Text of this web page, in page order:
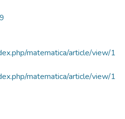
matematica/article/view/1
matematica/article/view/1